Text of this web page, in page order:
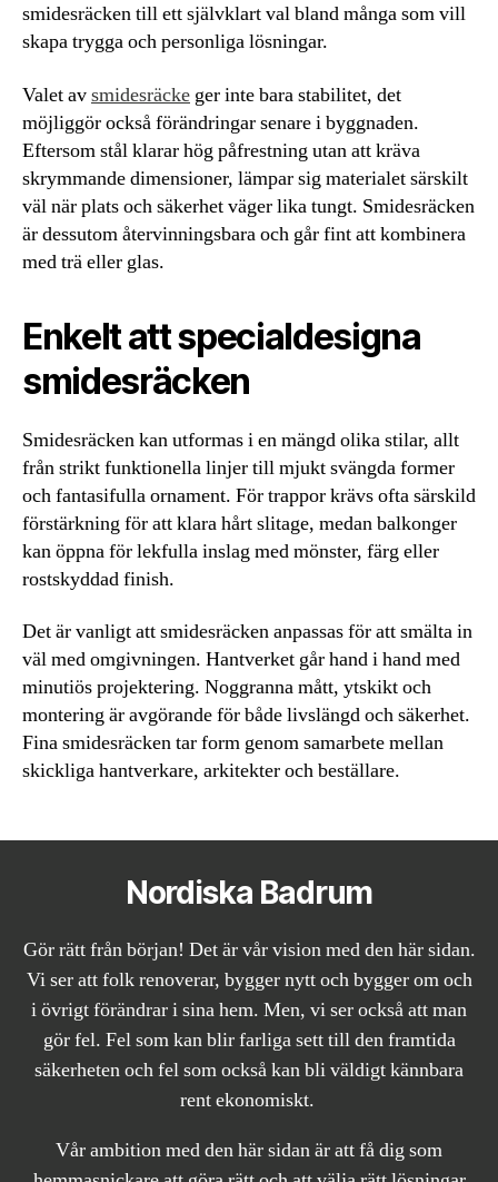
smidesräcken till ett självklart val bland många som vill
skapa trygga och personliga lösningar.
Valet avsmidesräcke ger inte bara stabilitet, det
möjliggör också förändringar senare i byggnaden.
Eftersom stål klarar hög påfrestning utan att kräva
skrymmande dimensioner, lämpar sig materialet särskilt
väl när plats och säkerhet väger lika tungt. Smidesräcken
är dessutom återvinningsbara och går fint att kombinera
med trä eller glas.
Enkelt att specialdesigna
smidesräcken
Smidesräcken kan utformas i en mängd olika stilar, allt
från strikt funktionella linjer till mjukt svängda former
och fantasifulla ornament. För trappor krävs ofta särskild
förstärkning för att klara hårt slitage, medan balkonger
kan öppna för lekfulla inslag med mönster, färg eller
rostskyddad finish.
Det är vanligt att smidesräcken anpassas för att smälta in
väl med omgivningen. Hantverket går hand i hand med
minutiös projektering. Noggranna mått, ytskikt och
montering är avgörande för både livslängd och säkerhet.
Fina smidesräcken tar form genom samarbete mellan
skickliga hantverkare, arkitekter och beställare.
Nordiska Badrum
Gör rätt från början! Det är vår vision med den här sidan.
Vi ser att folk renoverar, bygger nytt och bygger om och
i övrigt förändrar i sina hem. Men, vi ser också att man
gör fel. Fel som kan blir farliga sett till den framtida
säkerheten och fel som också kan bli väldigt kännbara
rent ekonomiskt.
Vår ambition med den här sidan är att få dig som